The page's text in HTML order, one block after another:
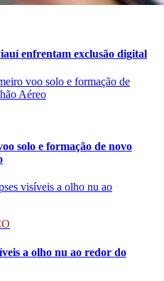
enfrentam exclusão digital
solo e formação de novo
a olho nu ao redor do